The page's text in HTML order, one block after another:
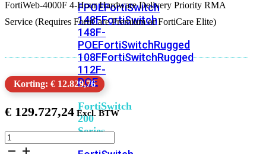
FPOEFortiSwitch
148FFortiSwitch
148F-
POEFortiSwitchRugged
108FFortiSwitchRugged
112F-
POE
FortiSwitch
200
Series
FortiWeb-4000F 4-Hour Hardware Delivery Priority RMA
Service (Requires FortiCare Premium or FortiCare Elite)
Korting: € 12.829,76
€ 129.727,24
FortiWeb-
4000F